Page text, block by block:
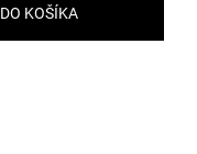
DO KOŠÍKA